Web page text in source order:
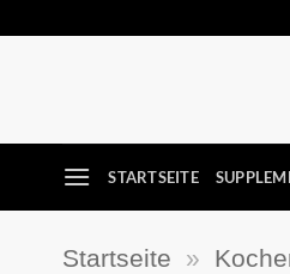
STARTSEITE
Startseite »